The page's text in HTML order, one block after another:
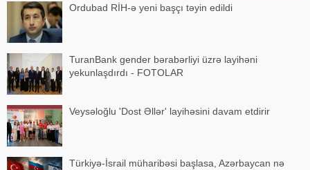
Ordubad RİH-ə yeni başçı təyin edildi
TuranBank gender bərabərliyi üzrə layihəni
yekunlaşdırdı - FOTOLAR
Veysəloğlu 'Dost Əllər' layihəsini davam etdirir
Türkiyə-İsrail müharibəsi başlasa, Azərbaycan nə